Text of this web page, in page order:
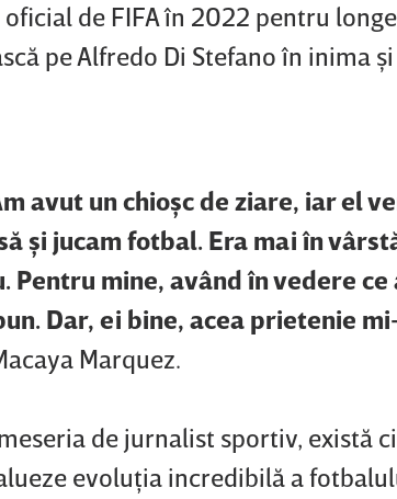
de FIFA în 2022 pentru
pe Alfredo Di Stefano în inima
avut un chioşc de ziare, iar el
şi jucam fotbal. Era mai în
mine, având în vedere ce
Dar, ei bine, acea prietenie
Marquez.
de jurnalist sportiv, există
evoluţia incredibilă a